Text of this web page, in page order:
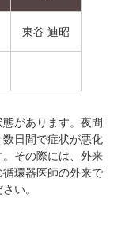
東谷 迪昭
があります。夜間
日間で症状が悪化
その際には、外来
環器医師の外来で
い。